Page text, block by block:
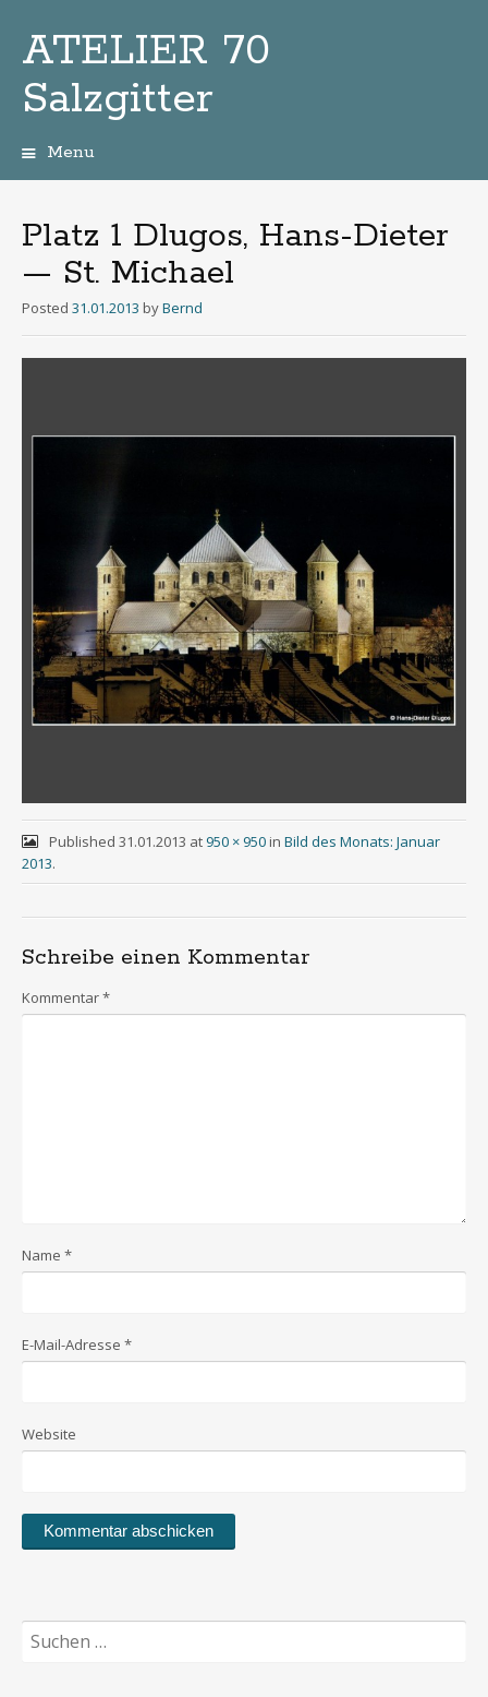
ATELIER 70
Salzgitter
Menu
Platz 1 Dlugos, Hans-Dieter
— St. Michael
Posted 31.01.2013 byBernd
Published 31.01.2013 at950 × 950in Bild des Monats: Januar
2013.
Schreibe einen Kommentar
Kommentar*
Name *
E-Mail-Adresse *
Website
Suchen
nach: